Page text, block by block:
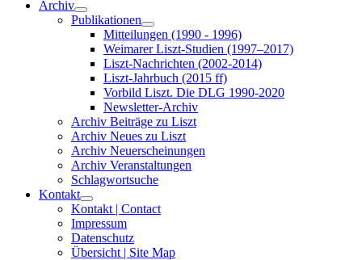
Archiv
Publikationen
Mitteilungen (1990 - 1996)
Weimarer Liszt-Studien (1997–2017)
Liszt-Nachrichten (2002-2014)
Liszt-Jahrbuch (2015 ff)
Vorbild Liszt. Die DLG 1990-2020
Newsletter-Archiv
Archiv Beiträge zu Liszt
Archiv Neues zu Liszt
Archiv Neuerscheinungen
Archiv Veranstaltungen
Schlagwortsuche
Kontakt
Kontakt | Contact
Impressum
Datenschutz
Übersicht | Site Map